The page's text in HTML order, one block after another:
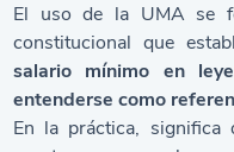
El uso de la UMA se
constitucional que
salario mínimo en
entenderse como
En la práctica,